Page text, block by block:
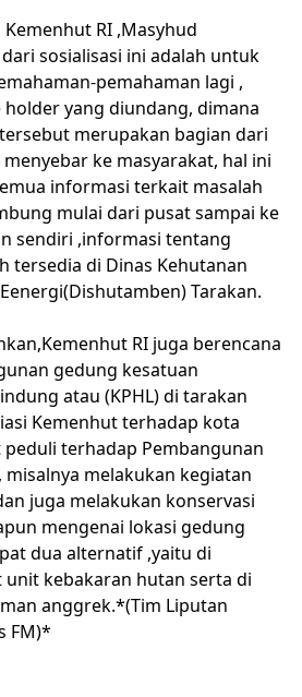
RI ,Masyhud
sosialisasi ini adalah untuk
pemahaman lagi ,
holder yang diundang, dimana
merupakan bagian dari
ke masyarakat, hal ini
informasi terkait masalah
mulai dari pusat sampai ke
sendiri ,informasi tentang
tersedia di Dinas Kehutanan
Tarakan.
RI juga berencana
gedung kesatuan
atau (KPHL) di tarakan
Kemenhut terhadap kota
terhadap Pembangunan
melakukan kegiatan
juga melakukan konservasi
mengenai lokasi gedung
dua alternatif ,yaitu di
kebakaran hutan serta di
anggrek.*(Tim Liputan
FM)*